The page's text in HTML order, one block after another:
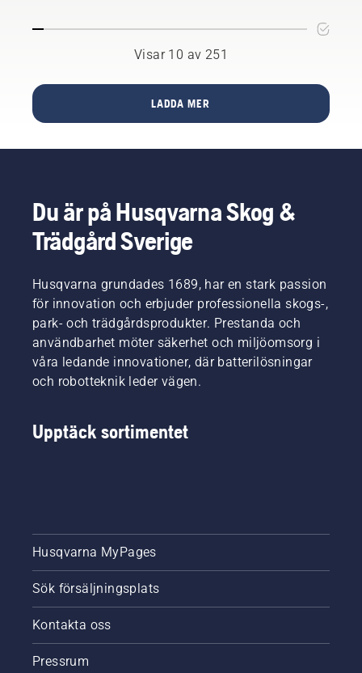
trädgård
spendera
de
härliga
eller på
en bra
bok i
skuggan.
Visar 10 av 251
LADDA MER
Du är på Husqvarna Skog &
Trädgård Sverige
Husqvarna grundades 1689, har en stark passion
för innovation och erbjuder professionella skogs-,
park- och trädgårdsprodukter. Prestanda och
användbarhet möter säkerhet och miljöomsorg i
våra ledande innovationer, där batterilösningar
och robotteknik leder vägen.
Upptäck sortimentet
Husqvarna MyPages
Sök försäljningsplats
Kontakta oss
Pressrum